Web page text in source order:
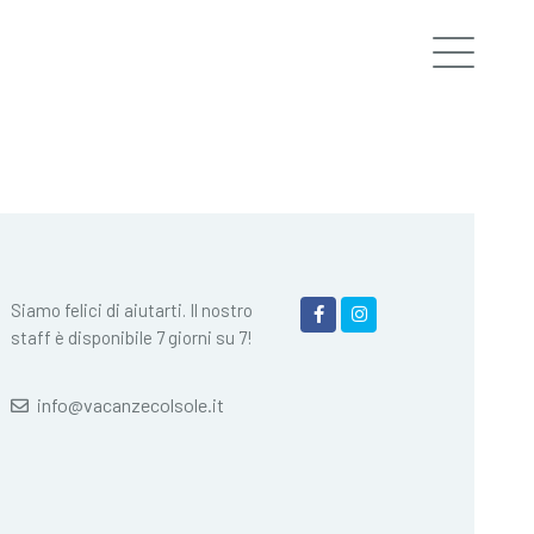
Siamo felici di aiutarti. Il nostro
staff è disponibile 7 giorni su 7!
info@vacanzecolsole.it